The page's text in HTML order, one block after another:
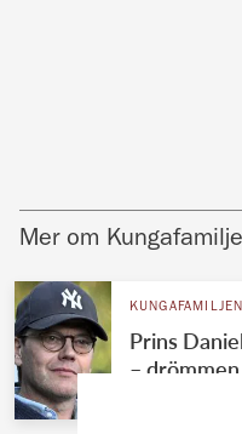
Mer om
KUNGAFAMILJEN
Prins
–